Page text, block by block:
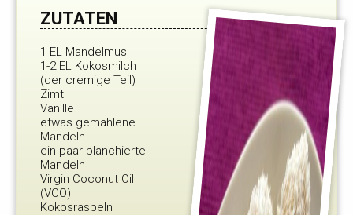
ZUTATEN
1 EL Mandelmus
1-2 EL Kokosmilch
(der cremige Teil)
Zimt
Vanille
etwas gemahlene
Mandeln
ein paar blanchierte
Mandeln
Virgin Coconut Oil
(VCO)
Kokosraspeln